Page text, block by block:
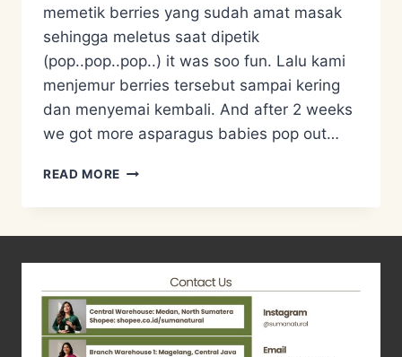
memetik berries yang sudah amat masak
sehingga meletus saat dipetik
(pop..pop..pop..) it was soo fun. Lalu kami
menjemur berries tersebut sampai kering
dan menyemai kembali. And after 2 weeks
we got more asparagus babies pop out…
READ MORE KETAHANAN
DENGAN
BERRIES